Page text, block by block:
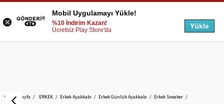
Anasayfa ERKEK Erkek Ayakkabı Erkek Günlük Ayakkabı Erkek Sneaker
Mobil Uygulamayı Yükle!
%10 İndirim Kazan!
Ücretsiz Play Store'da
Yükle